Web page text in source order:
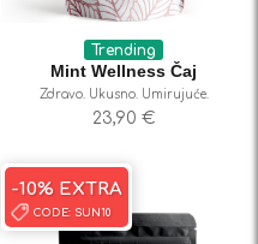
Trending
Mint Wellness Čaj
Zdravo. Ukusno. Umirujuće.
23,90 €
-10% EXTRA
CODE: SUN10